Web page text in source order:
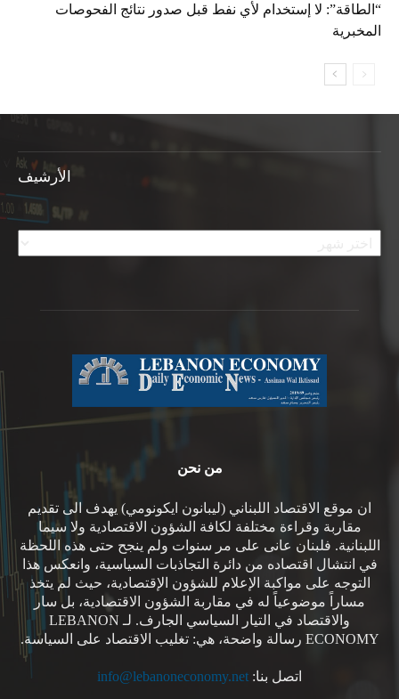
“الطاقة”: لا إستخدام لأي نفط قبل صدور نتائج الفحوصات
المخبرية
الأرشيف
الأرشيف
من نحن
ان موقع الاقتصاد اللبناني (ليبانون ايكونومي) يهدف الى تقديم
مقاربة وقراءة مختلفة لكافة الشؤون الاقتصادية ولا سيما
اللبنانية. فلبنان عانى على مر سنوات ولم ينجح حتى هذه اللحظة
في انتشال اقتصاده من دائرة التجاذبات السياسية، وانعكس هذا
التوجه على مواكبة الإعلام للشؤون الإقتصادية، حيث لم يتخذ
مساراً موضوعياً له في مقاربة الشؤون الاقتصادية، بل سار
والاقتصاد في التيار السياسي الجارف. لـ LEBANON
ECONOMY رسالة واضحة، هي: تغليب الاقتصاد على السياسة.
اتصل بنا: info@lebanoneconomy.net